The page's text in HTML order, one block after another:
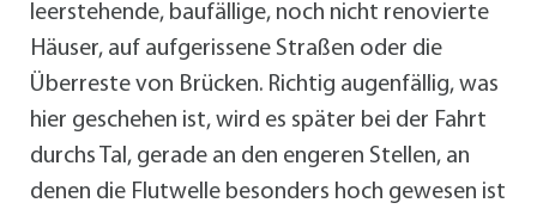
leerstehende, baufällige, noch nicht renovierte
Häuser, auf aufgerissene Straßen oder die
Überreste von Brücken. Richtig augenfällig, was
hier geschehen ist, wird es später bei der Fahrt
durchs Tal, gerade an den engeren Stellen, an
denen die Flutwelle besonders hoch gewesen ist